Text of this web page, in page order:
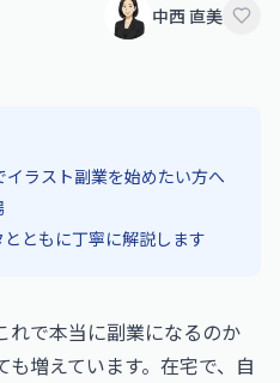
中西 直美
ラスト副業を始めたい方へ
ともに丁寧に解説します
れで本当に副業になるのか
増えています。在宅で、自